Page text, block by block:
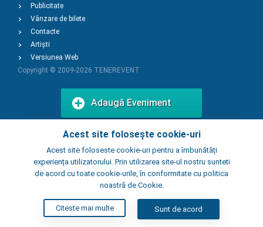
Acest site folosește cookie-uri
Acest site foloseste cookie-uri pentru a îmbunătăți
experiența utilizatorului. Prin utilizarea site-ul nostru sunteti
de acord cu toate cookie-urile, în conformitate cu politica
noastră de Cookie.
Citeste mai multe Sunt de acord
Publicitate
Vânzare de bilete
Contacte
Artiști
Versiunea Web
Copyright © 2009-2026 TENEREVENT
Adaugă Eveniment
Adaugă Local